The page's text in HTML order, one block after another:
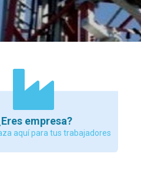
empresa?
aquí para tus trabajadores